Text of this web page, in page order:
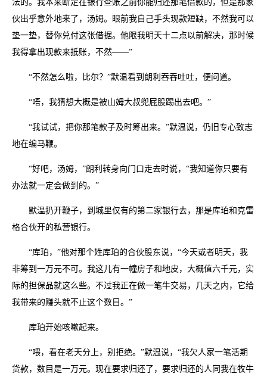
法的。我本来断定在银行查账之前你能归还那笔借款的，但是那家
伙出乎意外地来了，汤姆。眼前我自己手头现款短缺，不然我可以
垫一垫，替你兑付这张借据。他限我明天十二点以前解决，那时候
我得拿出现款来抵账，不然——”
“不然怎么啦，比尔？”默温看到朗利吞吞吐吐，便问道。
“唔，我猜想大概是被山姆大叔兜屁股踢出去吧。”
“我试试，把你那笔款子及时筹出来。”默温说，仍旧专心致志
地在编马鞭。
“好吧，汤姆，”朗利转身向门口走去时说，“我知道你只要有
办法就一定会做到的。”
默温扔开鞭子，到城里仅有的第二家银行去，那是库珀和克雷
格合伙开的私营银行。
“库珀，”他对那个姓库珀的合伙股东说，“今天或者明天，我
非筹到一万元不可。我这儿有一幢房子和地皮，大概值六千元，实
际的担保品就这么些。不过我正在做一笔牛交易，几天之内，它给
我带来的赚头就不止这个数目。”
库珀开始咳嗽起来。
“喂，看在老天分上，别拒绝。”默温说，“我欠人家一笔活期
贷款，数目是一万元。现在要求归还了，要求归还的人同我在牧牛